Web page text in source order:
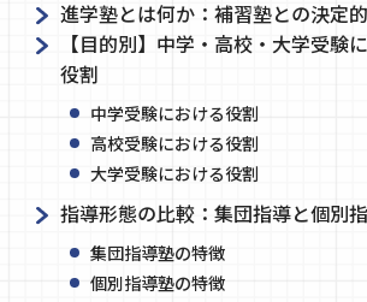
進学塾とは何か：補習塾との決定
【目的別】中学・高校・大学受験
役割
中学受験における役割
高校受験における役割
大学受験における役割
指導形態の比較：集団指導と個別
集団指導塾の特徴
個別指導塾の特徴